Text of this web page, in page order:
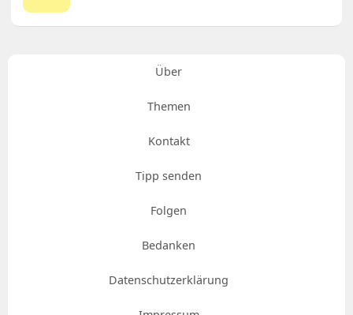
Über
Themen
Kontakt
Tipp senden
Folgen
Bedanken
Datenschutzerklärung